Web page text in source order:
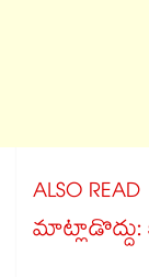
ALSO
మాట్లాడొద్దు: